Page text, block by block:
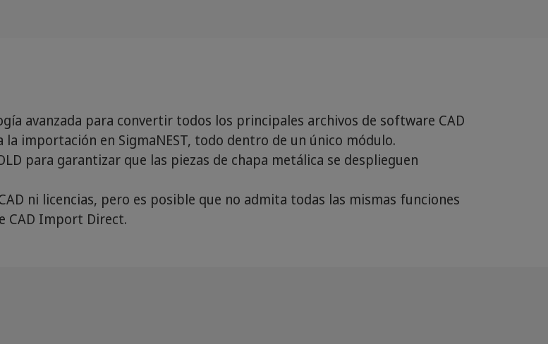
avanzada para convertir todos los principales archivos de software CAD
importación en SigmaNEST, todo dentro de un único módulo.
para garantizar que las piezas de chapa metálica se desplieguen
ni licencias, pero es posible que no admita todas las mismas funciones
CAD Import Direct.